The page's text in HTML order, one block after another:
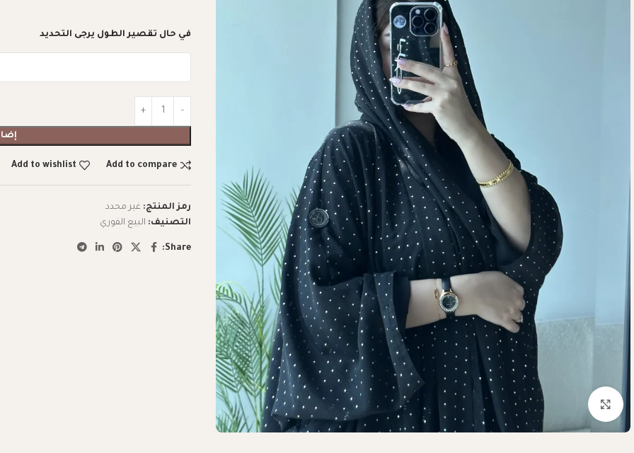
Click to enlarge
في حال تقصير الطول يرجى التحديد
Add to compare
Add to wishlist
رمز المنتج: غير محدد
التصنيف: البيع الفوري
Share: